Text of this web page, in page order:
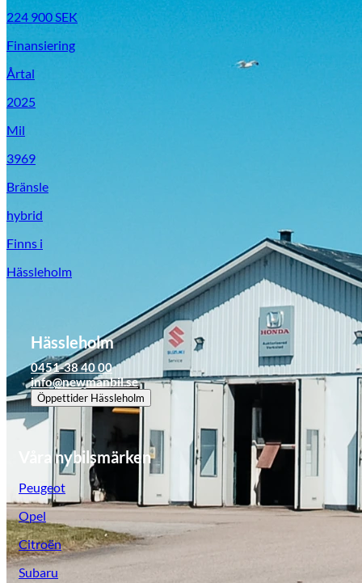
224 900SEK
Finansiering
Årtal
2025
Mil
3969
Bränsle
hybrid
Finns i
Hässleholm
Hässleholm
0451-38 40 00
info@newmanbil.se
Öppettider Hässleholm
Våra nybilsmärken
Peugeot
Opel
Citroën
Subaru